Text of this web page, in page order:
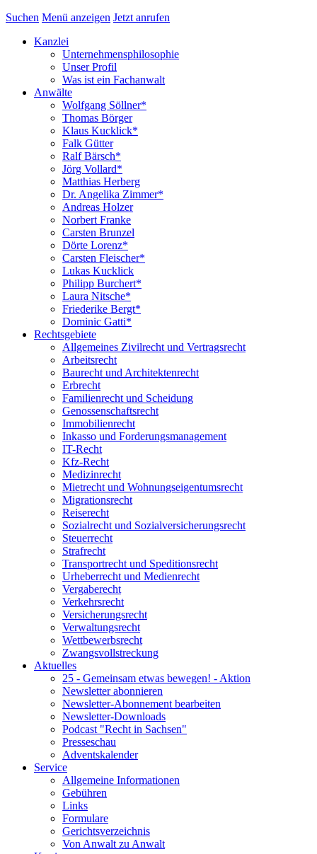
Suchen Menü anzeigen Jetzt anrufen
Kanzlei
Unternehmensphilosophie
Unser Profil
Was ist ein Fachanwalt
Anwälte
Wolfgang Söllner*
Thomas Börger
Klaus Kucklick*
Falk Gütter
Ralf Bärsch*
Jörg Vollard*
Matthias Herberg
Dr. Angelika Zimmer*
Andreas Holzer
Norbert Franke
Carsten Brunzel
Dörte Lorenz*
Carsten Fleischer*
Lukas Kucklick
Philipp Burchert*
Laura Nitsche*
Friederike Bergt*
Dominic Gatti*
Rechtsgebiete
Allgemeines Zivilrecht und Vertragsrecht
Arbeitsrecht
Baurecht und Architektenrecht
Erbrecht
Familienrecht und Scheidung
Genossenschaftsrecht
Immobilienrecht
Inkasso und Forderungsmanagement
IT-Recht
Kfz-Recht
Medizinrecht
Mietrecht und Wohnungseigentumsrecht
Migrationsrecht
Reiserecht
Sozialrecht und Sozialversicherungsrecht
Steuerrecht
Strafrecht
Transportrecht und Speditionsrecht
Urheberrecht und Medienrecht
Vergaberecht
Verkehrsrecht
Versicherungsrecht
Verwaltungsrecht
Wettbewerbsrecht
Zwangsvollstreckung
Aktuelles
25 - Gemeinsam etwas bewegen! - Aktion
Newsletter abonnieren
Newsletter-Abonnement bearbeiten
Newsletter-Downloads
Podcast "Recht in Sachsen"
Presseschau
Adventskalender
Service
Allgemeine Informationen
Gebühren
Links
Formulare
Gerichtsverzeichnis
Von Anwalt zu Anwalt